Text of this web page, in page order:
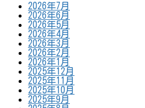
2026年7月
2026年6月
2026年5月
2026年4月
2026年3月
2026年2月
2026年1月
2025年12月
2025年11月
2025年10月
2025年9月